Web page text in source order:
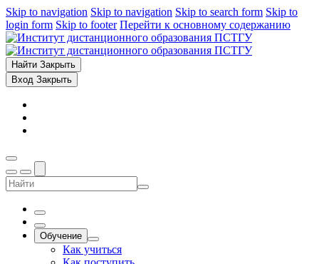
Skip to navigation Skip to navigation Skip to search form Skip to
login form Skip to footer Перейти к основному содержанию
Найти Закрыть
Вход Закрыть
Обучение
Как учиться